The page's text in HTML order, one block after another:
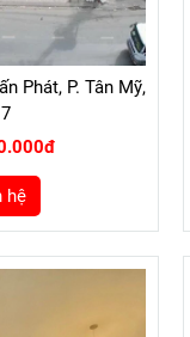
Phát, P. Tân Mỹ,
hệ